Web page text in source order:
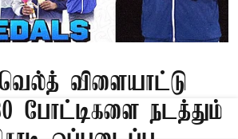
விளையாட்டு
போட்டிகளை நடத்தும்